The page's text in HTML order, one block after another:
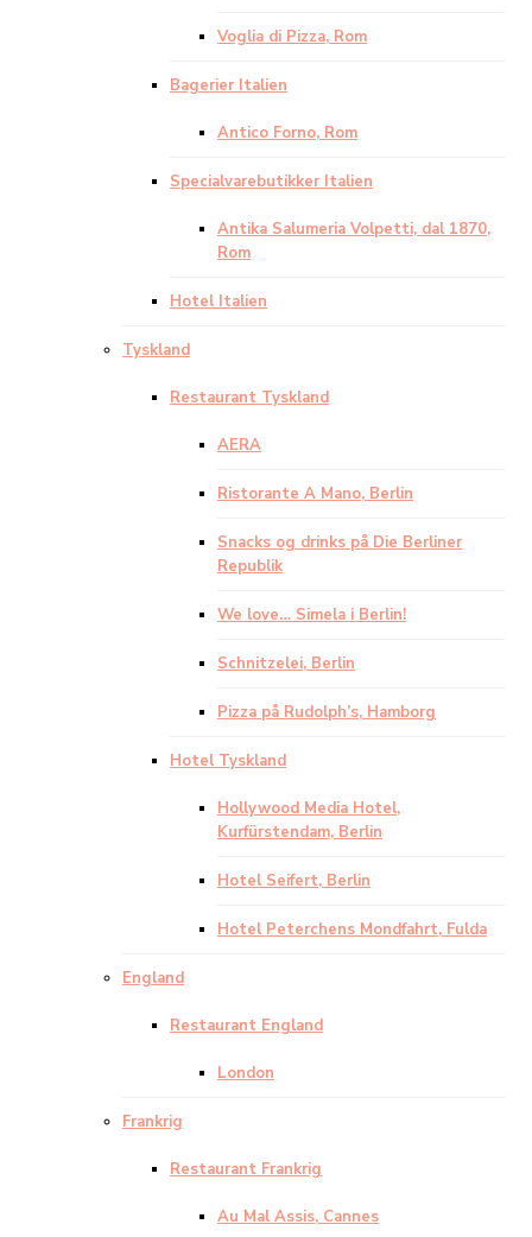
Voglia di Pizza, Rom
Bagerier Italien
Antico Forno, Rom
Specialvarebutikker Italien
Antika Salumeria Volpetti, dal 1870,
Rom
Hotel Italien
Tyskland
Restaurant Tyskland
AERA
Ristorante A Mano, Berlin
Snacks og drinks på Die Berliner
Republik
We love… Simela i Berlin!
Schnitzelei, Berlin
Pizza på Rudolph’s, Hamborg
Hotel Tyskland
Hollywood Media Hotel,
Kurfürstendam, Berlin
Hotel Seifert, Berlin
Hotel Peterchens Mondfahrt, Fulda
England
Restaurant England
London
Frankrig
Restaurant Frankrig
Au Mal Assis, Cannes